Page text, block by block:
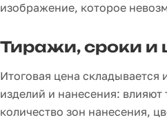
изображение, которое
Тиражи, сроки и
Итоговая цена складывается
изделий и нанесения:
количество зон нанесения,